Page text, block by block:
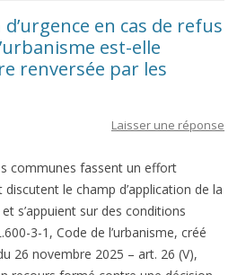
en cas de refus
est-elle
renversée par les
Laisser une réponse
communes fassent un effort
le champ d’application de la
s’appuient sur des conditions
3-1, Code de l’urbanisme, créé
26 novembre 2025 – art. 26 (V),